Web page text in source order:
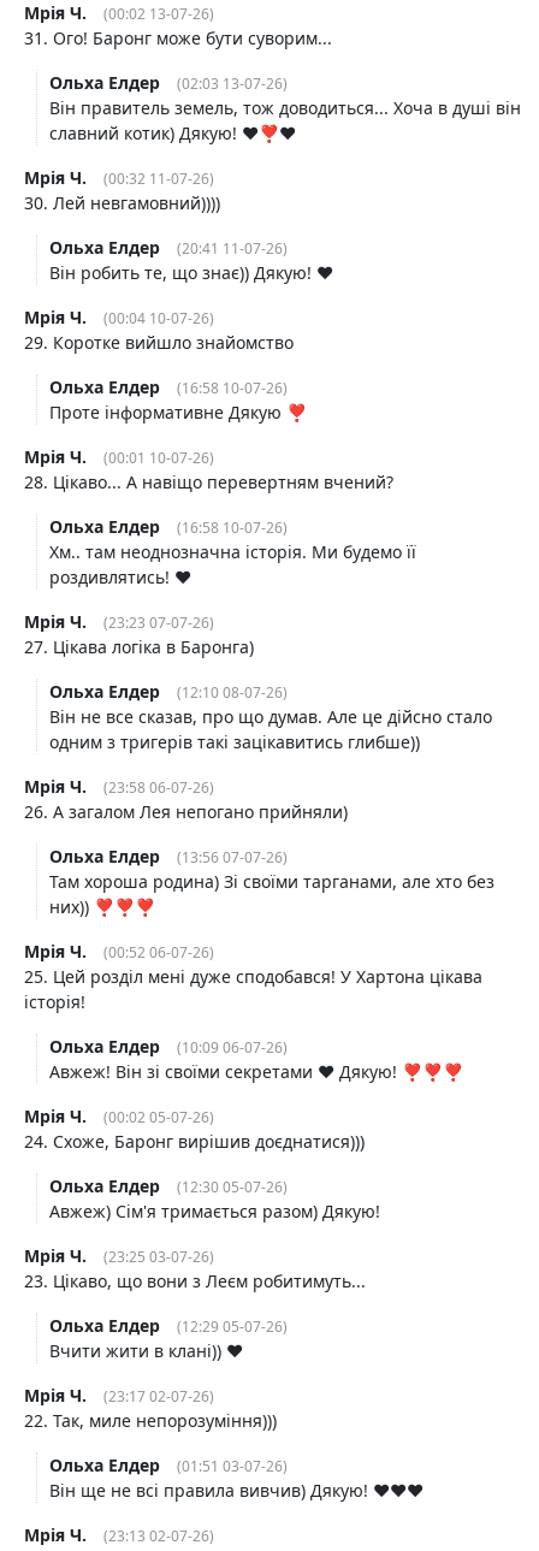
Мрія Ч.
(00:02 13-07-26)
31. Ого! Баронг може бути суворим...
Ольха Елдер
(02:03 13-07-26)
Він правитель земель, тож доводиться... Хоча в душі він
славний котик) Дякую! ♥️❣️♥️
Мрія Ч.
(00:32 11-07-26)
30. Лей невгамовний))))
Ольха Елдер
(20:41 11-07-26)
Він робить те, що знає)) Дякую! ♥️
Мрія Ч.
(00:04 10-07-26)
29. Коротке вийшло знайомство
Ольха Елдер
(16:58 10-07-26)
Проте інформативне Дякую ❣️
Мрія Ч.
(00:01 10-07-26)
28. Цікаво... А навіщо перевертням вчений?
Ольха Елдер
(16:58 10-07-26)
Хм.. там неоднозначна історія. Ми будемо її
роздивлятись! ♥️
Мрія Ч.
(23:23 07-07-26)
27. Цікава логіка в Баронга)
Ольха Елдер
(12:10 08-07-26)
Він не все сказав, про що думав. Але це дійсно стало
одним з тригерів такі зацікавитись глибше))
Мрія Ч.
(23:58 06-07-26)
26. А загалом Лея непогано прийняли)
Ольха Елдер
(13:56 07-07-26)
Там хороша родина) Зі своїми тарганами, але хто без
них)) ❣️❣️❣️
Мрія Ч.
(00:52 06-07-26)
25. Цей розділ мені дуже сподобався! У Хартона цікава
історія!
Ольха Елдер
(10:09 06-07-26)
Авжеж! Він зі своїми секретами ❤️ Дякую! ❣️❣️❣️
Мрія Ч.
(00:02 05-07-26)
24. Схоже, Баронг вирішив доєднатися)))
Ольха Елдер
(12:30 05-07-26)
Авжеж) Сім'я тримається разом) Дякую!
Мрія Ч.
(23:25 03-07-26)
23. Цікаво, що вони з Леєм робитимуть...
Ольха Елдер
(12:29 05-07-26)
Вчити жити в клані)) ❤️
Мрія Ч.
(23:17 02-07-26)
22. Так, миле непорозуміння)))
Ольха Елдер
(01:51 03-07-26)
Він ще не всі правила вивчив) Дякую! ❤️❤️❤️
Мрія Ч.
(23:13 02-07-26)